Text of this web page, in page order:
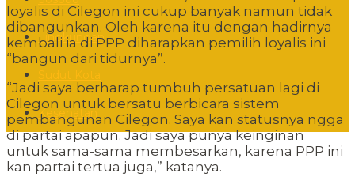
Lingkungan
Kesehatan
loyalis di Cilegon ini cukup banyak namun tidak
dibangunkan. Oleh karena itu dengan hadirnya
kembali ia di PPP diharapkan pemilih loyalis ini
“bangun dari tidurnya”.
“Jadi saya berharap tumbuh persatuan lagi di
Cilegon untuk bersatu berbicara sistem
pembangunan Cilegon. Saya kan statusnya ngga
di partai apapun. Jadi saya punya keinginan
untuk sama-sama membesarkan, karena PPP ini
kan partai tertua juga,” katanya.